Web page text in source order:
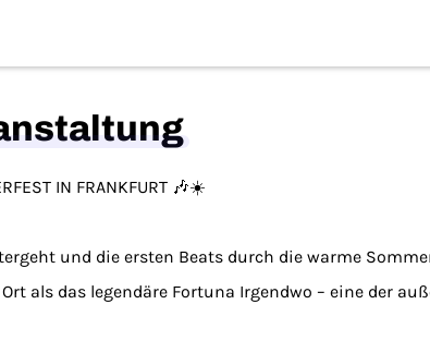
IN FRANKFURT 🎶☀️
und die ersten Beats durch die warme
als das legendäre Fortuna Irgendwo – eine der